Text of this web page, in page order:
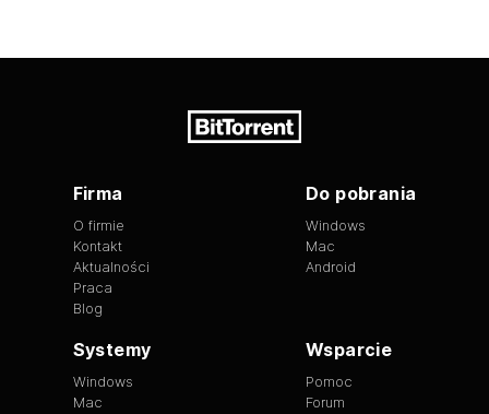
Firma
O firmie
Kontakt
Aktualności
Praca
Blog
Do pobrania
Windows
Mac
Android
Systemy
Windows
Mac
Wsparcie
Pomoc
Forum